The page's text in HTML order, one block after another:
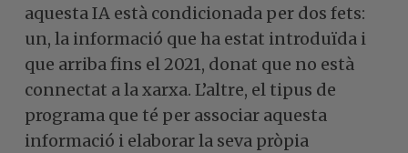
aquesta IA està condicionada per dos fets:
un, la informació que ha estat introduïda i
que arriba fins el 2021, donat que no està
connectat a la xarxa. L’altre, el tipus de
programa que té per associar aquesta
informació i elaborar la seva pròpia